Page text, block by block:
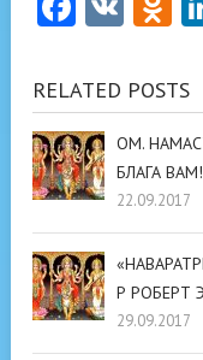
RELATED POSTS
ОМ.
БЛАГА
22.09.2017
Р РОБЕРТ
29.09.2017